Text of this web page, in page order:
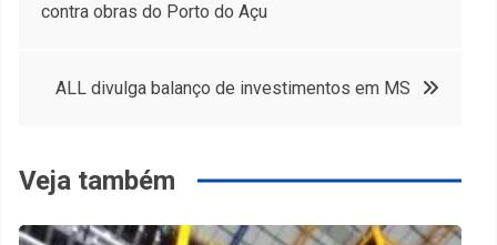
Post
contra obras do Porto do Açu
ALL divulga balanço de investimentos em MS
Veja também